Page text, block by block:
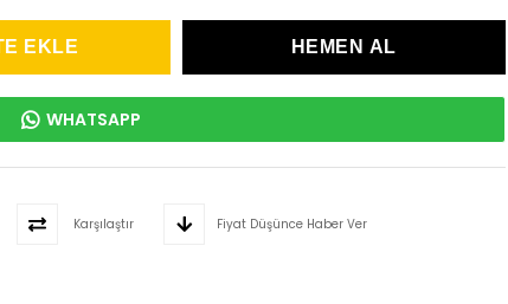
WHATSAPP
Karşılaştır Fiyat Düşünce Haber Ver